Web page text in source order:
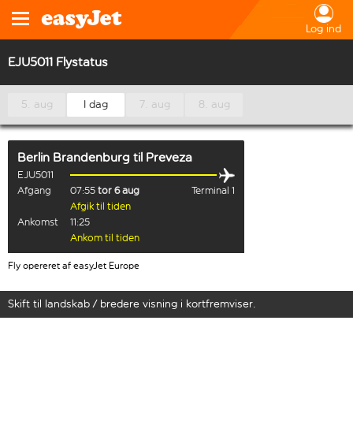
Log ind
EJU5011 Flystatus
5. aug I dag 7. aug 8. aug
Berlin Brandenburg til Preveza
EJU5011
Afgang
07:55 tor 6 aug
Terminal 1
Afgik til tiden
Ankomst
11:25
Ankom til tiden
Fly opereret af easyJet Europe
Skift til landskab / bredere visning i kortfremviser.